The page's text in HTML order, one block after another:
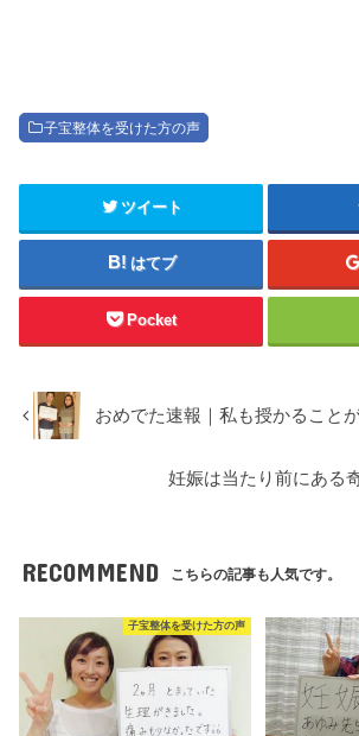
子宝整体を受けた方の声
ツイート
はてブ
Pocket
おめでた速報｜私も授かること
妊娠は当たり前にある
RECOMMEND こちらの記事も人気です。
子宝整体を受けた方の声